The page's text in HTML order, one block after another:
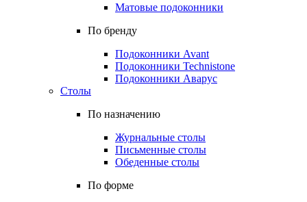
Матовые подоконники
По бренду
Подоконники Avant
Подоконники Technistone
Подоконники Аварус
Столы
По назначению
Журнальные столы
Письменные столы
Обеденные столы
По форме